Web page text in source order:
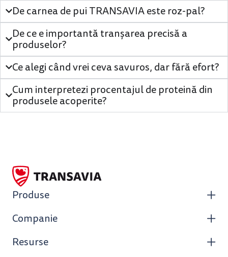
De carnea de pui TRANSAVIA este roz-pal?
De ce e importantă tranșarea precisă a
produselor?
Ce alegi când vrei ceva savuros, dar fără efort?
Cum interpretezi procentajul de proteină din
produsele acoperite?
Produse
Companie
Resurse